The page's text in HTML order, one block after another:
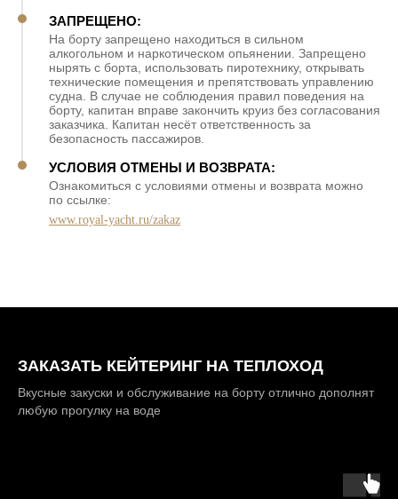
ЗАПРЕЩЕНО:
На борту запрещено находиться в сильном
алкогольном и наркотическом опьянении. Запрещено
нырять с борта, использовать пиротехнику, открывать
технические помещения и препятствовать управлению
судна. В случае не соблюдения правил поведения на
борту, капитан вправе закончить круиз без согласования
заказчика. Капитан несёт ответственность за
безопасность пассажиров.
УСЛОВИЯ ОТМЕНЫ И ВОЗВРАТА:
Ознакомиться с условиями отмены и возврата можно
по ссылке:
www.royal-yacht.ru/zakaz
ЗАКАЗАТЬ КЕЙТЕРИНГ НА ТЕПЛОХОД
Вкусные закуски и обслуживание на борту отлично дополнят
любую прогулку на воде